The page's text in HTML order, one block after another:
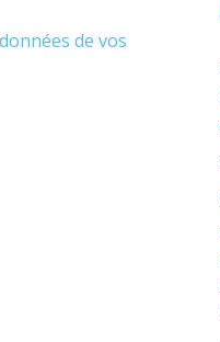
de vos